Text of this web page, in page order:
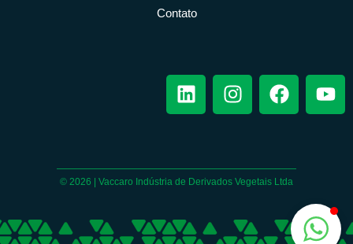
Contato
L
i
d
n
I
n
g
a
F
a
o
k
Y
o
e
© 2026 | Vaccaro Indústria de Derivados Vegetais Ltda